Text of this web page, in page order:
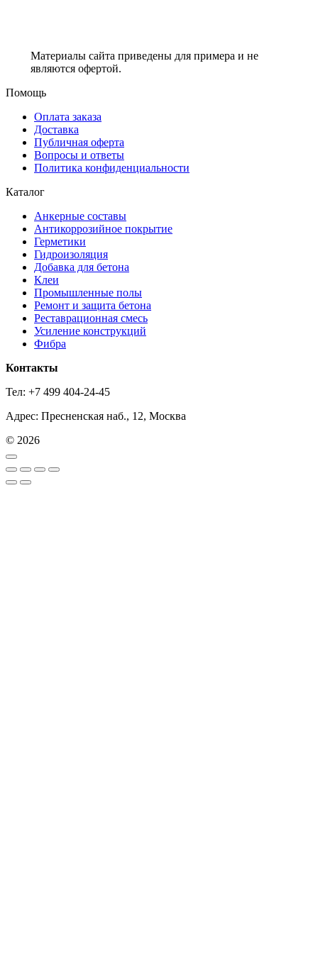
Материалы сайта приведены для примера и не
являются офертой.
Помощь
Оплата заказа
Доставка
Публичная оферта
Вопросы и ответы
Политика конфиденциальности
Каталог
Анкерные составы
Антикоррозийное покрытие
Герметики
Гидроизоляция
Добавка для бетона
Клеи
Промышленные полы
Ремонт и защита бетона
Реставрационная смесь
Усиление конструкций
Фибра
Контакты
Тел: +7 499 404-24-45
Адрес: Пресненская наб., 12, Москва
© 2026